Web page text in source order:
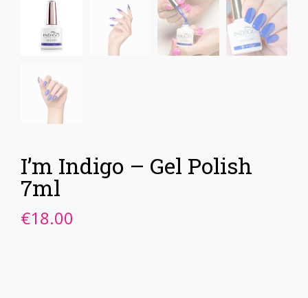
I’m Indigo – Gel Polish
7ml
€18.00